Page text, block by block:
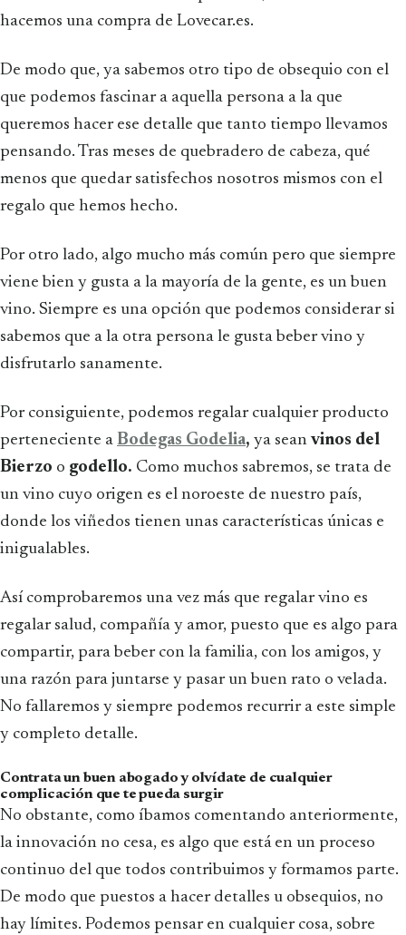
hacemos una compra de Lovecar.es.
De modo que, ya sabemos otro tipo de obsequio con el
que podemos fascinar a aquella persona a la que
queremos hacer ese detalle que tanto tiempo llevamos
pensando. Tras meses de quebradero de cabeza, qué
menos que quedar satisfechos nosotros mismos con el
regalo que hemos hecho.
Por otro lado, algo mucho más común pero que siempre
viene bien y gusta a la mayoría de la gente, es un buen
vino. Siempre es una opción que podemos considerar si
sabemos que a la otra persona le gusta beber vino y
disfrutarlo sanamente.
Por consiguiente, podemos regalar cualquier producto
perteneciente a Bodegas Godelia, ya sean vinos del
Bierzo o godello. Como muchos sabremos, se trata de
un vino cuyo origen es el noroeste de nuestro país,
donde los viñedos tienen unas características únicas e
inigualables.
Así comprobaremos una vez más que regalar vino es
regalar salud, compañía y amor, puesto que es algo para
compartir, para beber con la familia, con los amigos, y
una razón para juntarse y pasar un buen rato o velada.
No fallaremos y siempre podemos recurrir a este simple
y completo detalle.
Contrata un buen abogado y olvídate de cualquier
complicación que te pueda surgir
No obstante, como íbamos comentando anteriormente,
la innovación no cesa, es algo que está en un proceso
continuo del que todos contribuimos y formamos parte.
De modo que puestos a hacer detalles u obsequios, no
hay límites. Podemos pensar en cualquier cosa, sobre